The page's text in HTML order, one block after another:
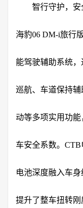
智行守护，安全
海豹06 DM-i旅行
能驾驶辅助系统
巡航、车道保持
动等多项实用功
车安全系数。
电池深度融入车
提升了整车扭转